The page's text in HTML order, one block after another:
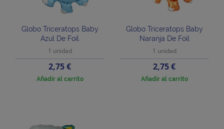
Globo Triceratops Baby
Azul De Foil
1 unidad
Precio
2,75 €
Añadir al carrito
Globo Triceratops Baby
Naranja De Foil
1 unidad
Precio
2,75 €
Añadir al carrito